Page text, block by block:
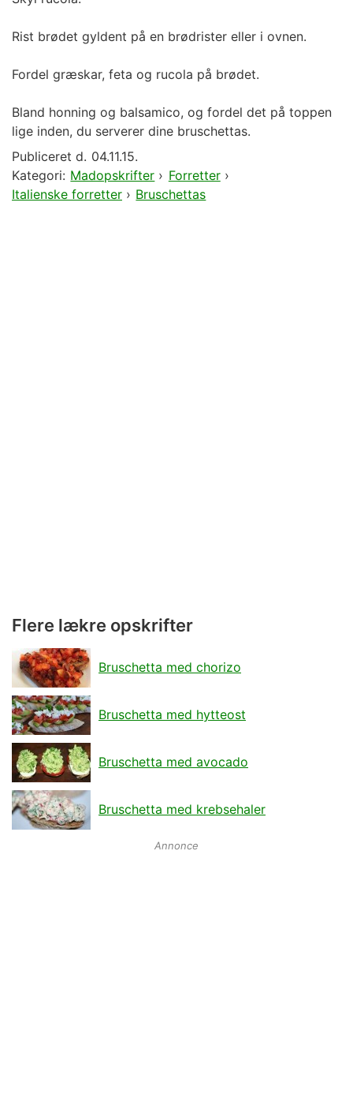
Rist brødet gyldent på en brødrister eller i ovnen.
Fordel græskar, feta og rucola på brødet.
Bland honning og balsamico, og fordel det på toppen
lige inden, du serverer dine bruschettas.
Publiceret d. 04.11.15.
Kategori: Madopskrifter › Forretter›
Italienske forretter › Bruschettas
Flere lækre opskrifter
Bruschetta med chorizo
Bruschetta med hytteost
Bruschetta med avocado
Bruschetta med krebsehaler
Annonce